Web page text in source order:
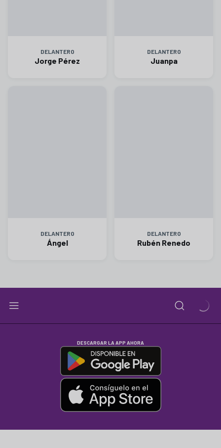
DELANTERO
Jorge Pérez
DELANTERO
Juanpa
DELANTERO
Ángel
DELANTERO
Rubén Renedo
DESCARGAR LA APP AHORA